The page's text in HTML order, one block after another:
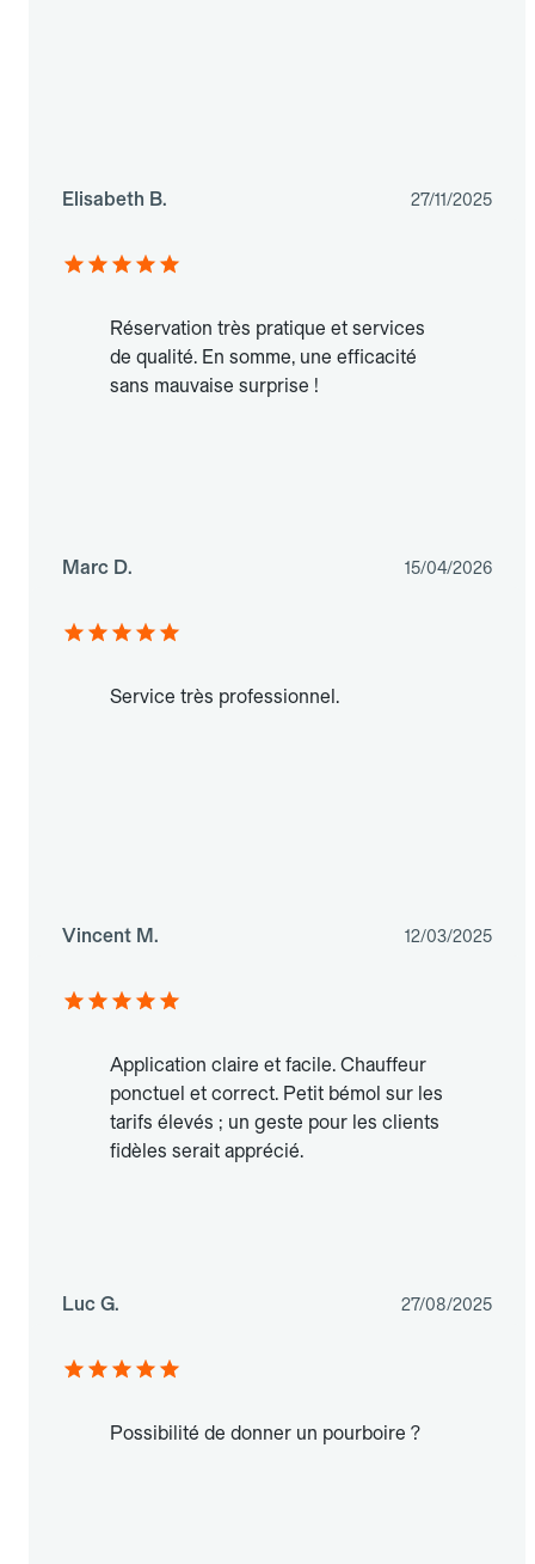
Elisabeth B. 27/11/2025
Réservation très pratique et services
de qualité. En somme, une efficacité
sans mauvaise surprise !
Marc D. 15/04/2026
Service très professionnel.
Vincent M. 12/03/2025
Application claire et facile. Chauffeur
ponctuel et correct. Petit bémol sur les
tarifs élevés ; un geste pour les clients
fidèles serait apprécié.
Luc G. 27/08/2025
Possibilité de donner un pourboire ?